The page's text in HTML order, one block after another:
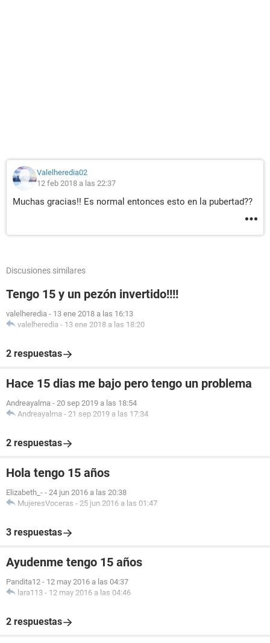
Valelheredia02
12 feb 2018 a las 22:37
Muchas gracias!! Es normal entonces esto en la pubertad??
Discusiones similares
Tengo 15 y un pezón invertido!!!!
valelheredia - 13 ene 2018 a las 16:13
valelheredia - 13 ene 2018 a las 18:20
2 respuestas
Hace 15 dias me bajo pero tengo un problema
Andreayalma - 20 sep 2019 a las 18:54
Andreayalma - 21 sep 2019 a las 17:34
2 respuestas
Hola tengo 15 años
Elizabeth_- - 24 jun 2016 a las 20:38
MujeresVoceras - 25 jun 2016 a las 01:47
3 respuestas
Ayudenme tengo 15 años
Pandita12 - 12 may 2016 a las 04:37
lara113 - 12 may 2016 a las 04:46
2 respuestas